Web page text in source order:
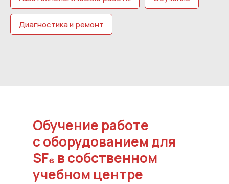
Диагностика и ремонт
Обучение работе
с оборудованием для
SF₆ в собственном
учебном центре